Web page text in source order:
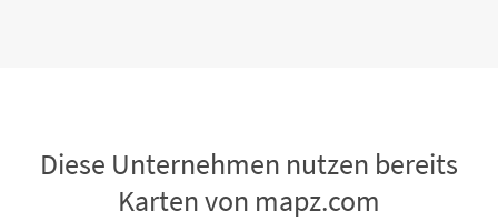
Diese Unternehmen nutzen bereits
Karten von mapz.com